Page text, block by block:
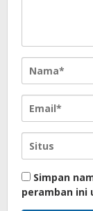
Simpan
peramban ini